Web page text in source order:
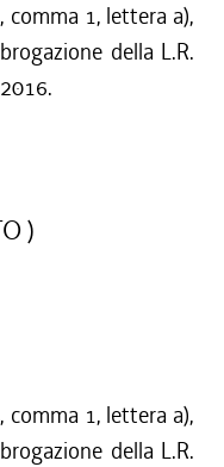
1, lettera a),
della L.R.
)
1, lettera a),
della L.R.